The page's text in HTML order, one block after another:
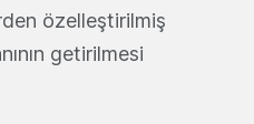
özelleştirilmiş
getirilmesi